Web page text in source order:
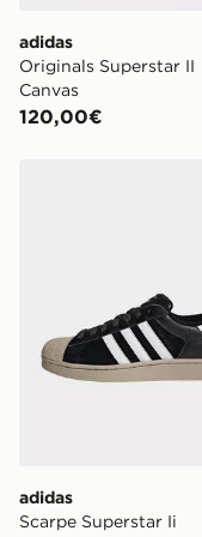
adidas
Originals Superstar II
Canvas
120,00€
adidas
Scarpe Superstar Ii